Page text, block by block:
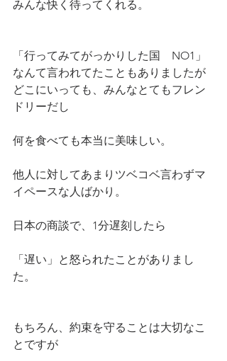
みんな快く待ってくれる。
「行ってみてがっかりした国　NO1」
なんて言われてたこともありましたが
どこにいっても、みんなとてもフレン
ドリーだし
何を食べても本当に美味しい。
他人に対してあまりツベコベ言わずマ
イペースな人ばかり。
日本の商談で、1分遅刻したら
「遅い」と怒られたことがありまし
た。
もちろん、約束を守ることは大切なこ
とですが